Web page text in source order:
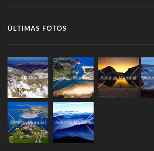
ÚLTIMAS FOTOS